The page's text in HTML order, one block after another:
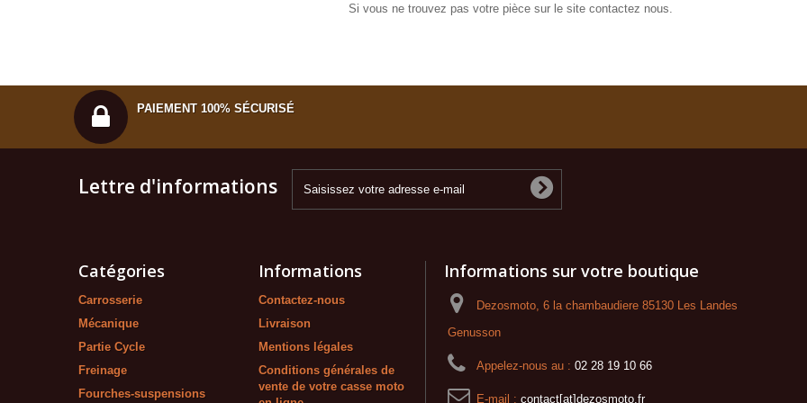
Si vous ne trouvez pas votre pièce sur le site contactez nous.
PAIEMENT 100% SÉCURISÉ
Lettre d'informations
Catégories
Carrosserie
Mécanique
Partie Cycle
Freinage
Fourches-suspensions
Informations
Contactez-nous
Livraison
Mentions légales
Conditions générales de
vente de votre casse moto
Informations sur votre boutique
Dezosmoto, 6 la chambaudiere 85130 Les Landes
Genusson
Appelez-nous au : 02 28 19 10 66
E-mail : contact[at]dezosmoto.fr